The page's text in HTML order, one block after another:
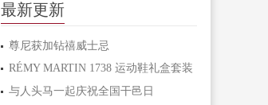
最新更新
尊尼获加钻禧威士忌
RÉMY MARTIN 1738 运动鞋礼盒套装
与人头马一起庆祝全国干邑日